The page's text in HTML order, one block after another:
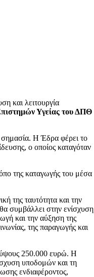
και λειτουργία
Υγείας του ΔΠΘ
σημασία. Η Έδρα φέρει το
ο οποίος καταγόταν
της καταγωγής του μέσα
της ταυτότητα και την
συμβάλλει στην ενίσχυση
και την αύξηση της
της παραγωγής και
ύψους 250.000 ευρώ. Η
υποδομών και τη
ενδιαφέροντος,